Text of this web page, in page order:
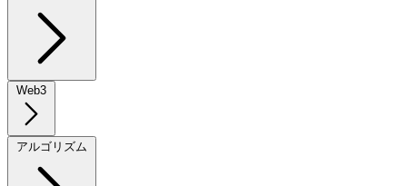
Web3
アルゴリズム